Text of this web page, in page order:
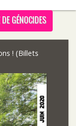
GÉNOCIDES
! (Billets